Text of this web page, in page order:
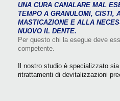
UNA CURA CANALARE MAL
TEMPO A GRANULOMI, CISTI,
MASTICAZIONE E ALLA
NUOVO IL DENTE.
Per questo chi la esegue deve
competente.
Il nostro studio è specializzato
ritrattamenti di devitalizzazioni